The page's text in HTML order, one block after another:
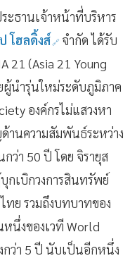
ะธานเจ้าหน้าที่บริหาร
โฮลดิ้งส์ จำกัด ได้รับ
21 (Asia 21 Young
ผู้นำรุ่นใหม่ระดับภูมิภาค
องค์กรไม่แสวงหา
านความสัมพันธ์ระหว่าง
ว่า 50 ปี โดย จิรายุส
กเบิกวงการสินทรัพย์
ย รวมถึงบทบาทของ
นึ่งของเวที World
กว่า 5 ปี นับเป็นอีกหนึ่ง